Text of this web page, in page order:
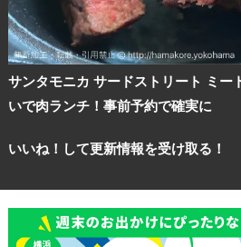
サンタモニカ サードストリート ミー
いで肉ランチ！事前予約で確実に
いいね！して更新情報を受け取る！
ブログ記事
サイトについて